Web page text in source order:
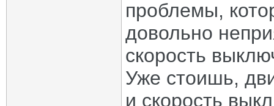
проблемы,
довольно
скорость
Уже стоишь,
и скорость